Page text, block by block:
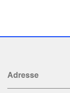
Adresse